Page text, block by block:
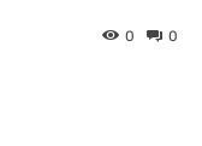
0
0